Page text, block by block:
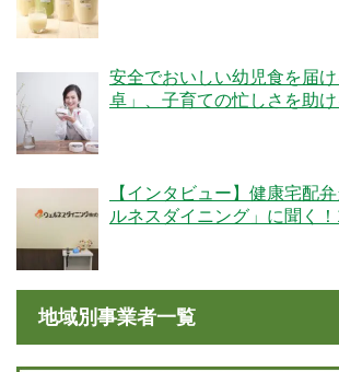
安全でおいしい幼児食を届
卓」、子育ての忙しさを助
【インタビュー】健康宅配
ルネスダイニング」に聞く
地域別事業者一覧